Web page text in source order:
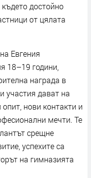
достойно
от цялата
Евгения
18–19 години,
награда в
участия дават на
нови контакти и
мечти. Те
срещне
успехите са
на гимназията